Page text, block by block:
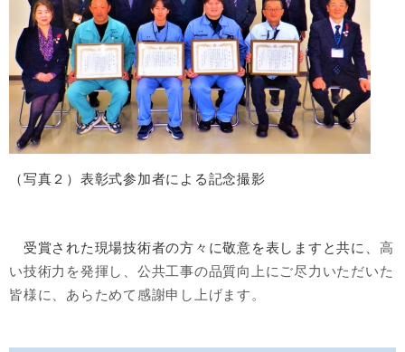
（写真２）表彰式参加者による記念撮影
受賞された現場技術者の方々に敬意を表しますと共に、 高
い技術力を発揮し、公共工事の品質向上にご尽力いただいた
皆様に、あらためて感謝申し上げます。